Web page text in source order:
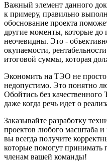
Важный элемент данного
к примеру, правильно
обоснование проекта
другие моменты, которые до
неочевидны. Это -
окупаемости,
итоговой суммы, которая
Экономить на ТЭО не просто
недопустимо. Это понятно
Обойтись без
даже когда речь идет о
Заказывайте разработку
проектов любого масштаба
вы всегда получите
которые помогут принимать
членам вашей команды!